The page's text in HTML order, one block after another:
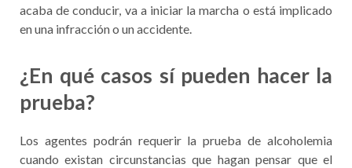
acaba de conducir, va a iniciar la marcha o está implicado
en una infracción o un accidente.
¿En qué casos sí pueden hacer la
prueba?
Los agentes podrán requerir la prueba de alcoholemia
cuando existan circunstancias que hagan pensar que el